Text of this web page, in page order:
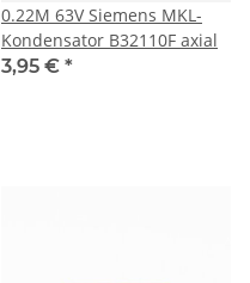
0.22M 63V Siemens MKL-
Kondensator B32110F axial
3,95 € *